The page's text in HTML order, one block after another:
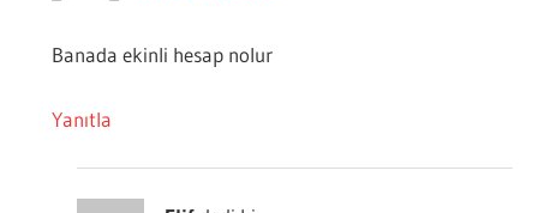
Banada ekinli hesap nolur
Yanıtla